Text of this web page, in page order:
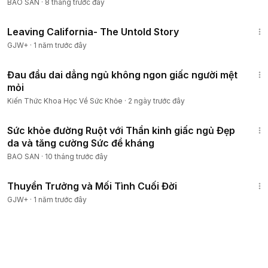
BAO SAN · 8 tháng trước đây
Leaving California- The Untold Story
GJW+ · 1 năm trước đây
Đau đầu dai dẳng ngủ không ngon giấc người mệt
mỏi
Kiến Thức Khoa Học Về Sức Khỏe · 2 ngày trước đây
Sức khỏe đường Ruột với Thần kinh giấc ngủ Đẹp
da và tăng cường Sức đề kháng
BAO SAN · 10 tháng trước đây
Thuyền Trưởng và Mối Tình Cuối Đời
GJW+ · 1 năm trước đây